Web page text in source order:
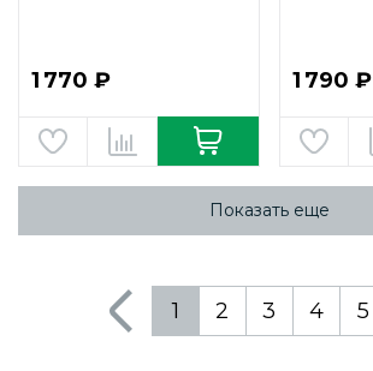
1 770 ₽ 1 790 ₽
Показать еще
1 2 3 4 5